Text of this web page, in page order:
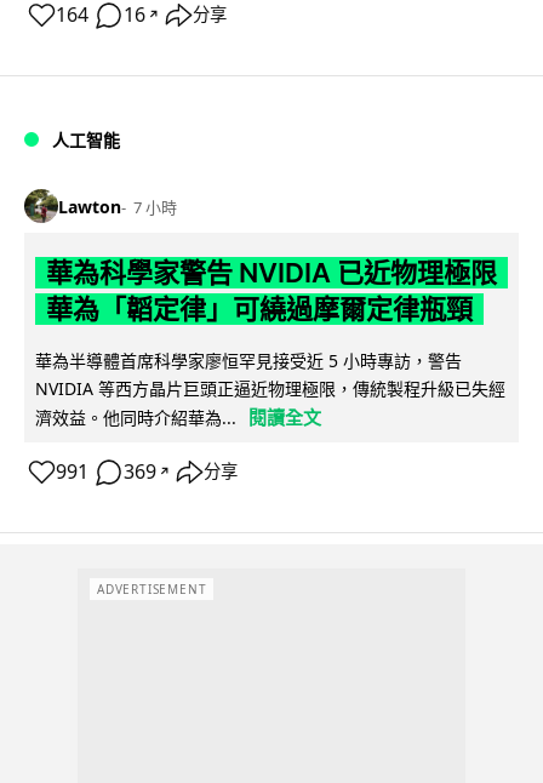
164 16 ↗ 分享
人工智能
Lawton 7 小時
華為科學家警告 NVIDIA 已近物理極限
華為「韜定律」可繞過摩爾定律瓶頸
華為半導體首席科學家廖恒罕見接受近 5 小時專訪，警告
NVIDIA 等西方晶片巨頭正逼近物理極限，傳統製程升級已失經
濟效益。他同時介紹華為...
閱讀全文
991 369 ↗ 分享
ADVERTISEMENT